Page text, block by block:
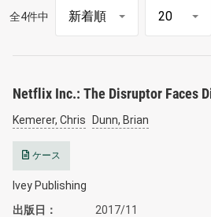
全4件中
Netflix Inc.: The Disruptor Faces
Kemerer, Chris Dunn, Brian
ケース
Ivey Publishing
出版日
2017/11